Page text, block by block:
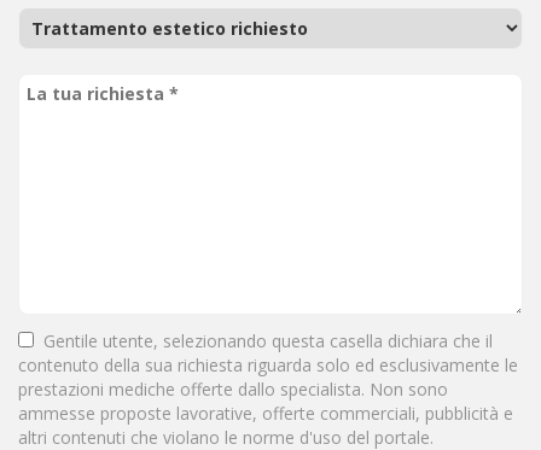
Gentile utente, selezionando questa casella dichiara che il
contenuto della sua richiesta riguarda solo ed esclusivamente le
prestazioni mediche offerte dallo specialista. Non sono
ammesse proposte lavorative, offerte commerciali, pubblicità e
altri contenuti che violano le norme d'uso del portale.